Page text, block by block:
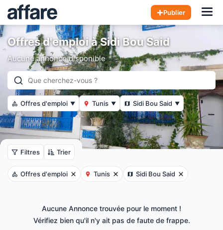
Publier
Offres d'emploi à Sidi Bou Said
Aucune annonce disponible
Offres d'emploi ▼ Tunis ▼ Sidi Bou Said ▼
Filtres Trier
Offres d'emploi Tunis Sidi Bou Said
Aucune Annonce trouvée pour le moment !
Vérifiez bien qu'il n'y ait pas de faute de frappe.